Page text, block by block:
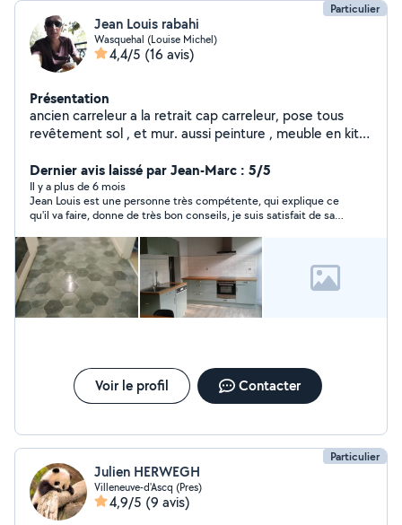
Particulier
Jean Louis rabahi
Wasquehal (Louise Michel)
4,4/5 (16 avis)
Présentation
ancien carreleur a la retrait cap carreleur, pose tous
revêtement sol , et mur. aussi peinture , meuble en kits ,
Dernier avis laissé par Jean-Marc : 5/5
Il y a plus de 6 mois
Jean Louis est une personne très compétente, qui explique ce
qu'il va faire, donne de très bon conseils, je suis satisfait de sa
Voir le profil Contacter
Particulier
Julien HERWEGH
Villeneuve-d'Ascq (Pres)
4,9/5 (9 avis)